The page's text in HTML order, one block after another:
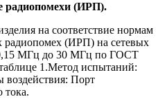
радиопомехи (ИРП).
на соответствие нормам
радиопомех (ИРП) на сетевых
0,15 МГц до 30 МГц по ГОСТ
1.Метод испытаний:
Порт
тока.